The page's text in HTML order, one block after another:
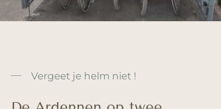
Vergeet je helm niet !